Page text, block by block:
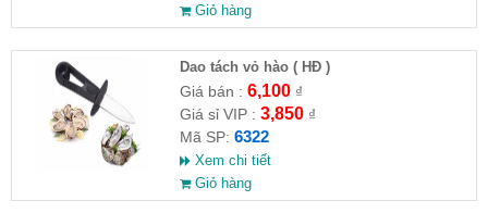
Giỏ hàng
Dao tách vỏ hào ( HĐ )
Giá bán : 6,100₫
Giá sỉ VIP : 3,850₫
Mã SP: 6322
Xem chi tiết
Giỏ hàng